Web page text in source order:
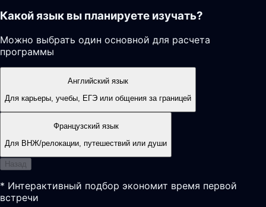
Какой язык вы планируете изучать?
Можно выбрать один основной для расчета
программы
Английский язык
Для карьеры, учебы, ЕГЭ или общения за границей
Французский язык
Для ВНЖ/релокации, путешествий или души
Назад
* Интерактивный подбор экономит время первой
встречи